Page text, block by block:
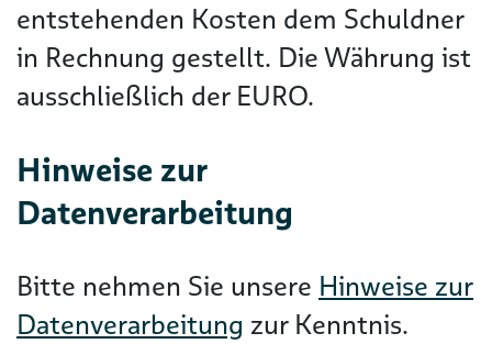
entstehenden Kosten dem Schuldner
in Rechnung gestellt. Die Währung ist
ausschließlich der EURO.
Hinweise zur
Datenverarbeitung
Bitte nehmen Sie unsere Hinweise zur
Datenverarbeitung zur Kenntnis.